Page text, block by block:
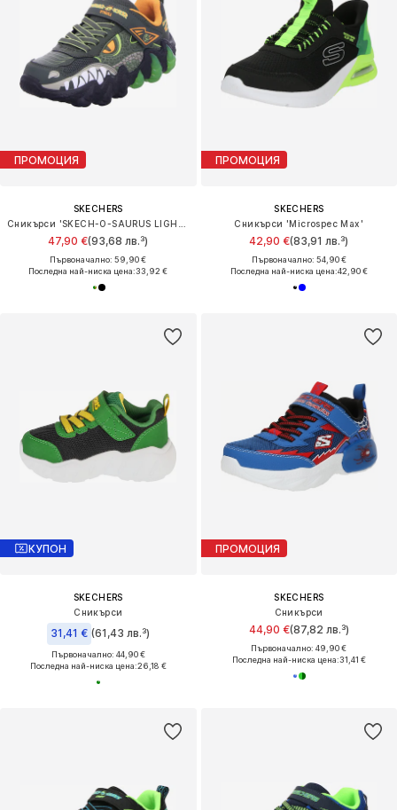
ПРОМОЦИЯ
SKECHERS
47,90 €(93,68 лв.³)
Първоначално: 59,90 €
Последна най-ниска цена:33,92 €
ПРОМОЦИЯ
SKECHERS
Сникърси 'Microspec Max'
42,90 €(83,91 лв.³)
Първоначално: 54,90 €
Последна най-ниска цена:42,90 €
КУПОН
SKECHERS
Сникърси
31,41 € (61,43 лв.³)
Първоначално: 44,90 €
Последна най-ниска цена:26,18 €
ПРОМОЦИЯ
SKECHERS
Сникърси
44,90 €(87,82 лв.³)
Първоначално: 49,90 €
Последна най-ниска цена:31,41 €